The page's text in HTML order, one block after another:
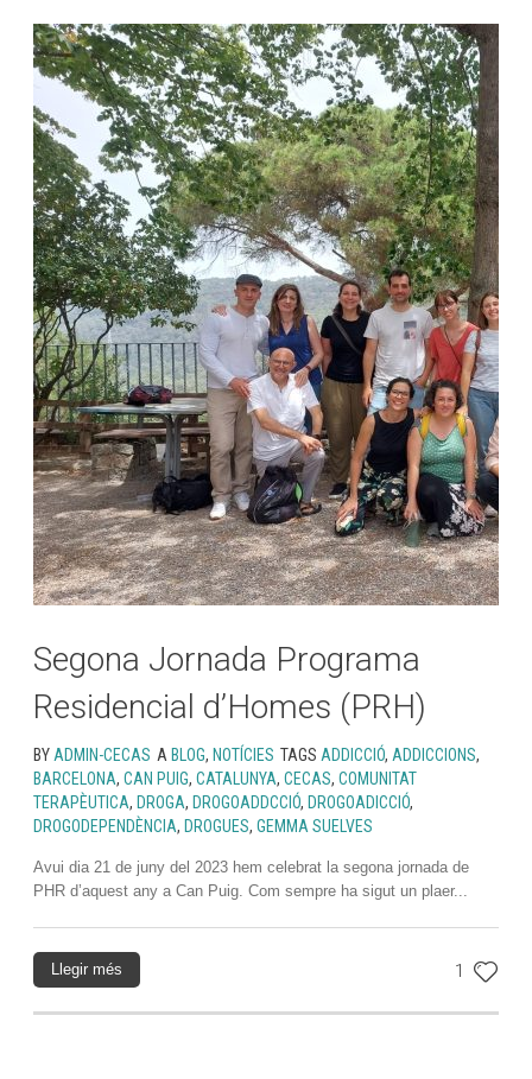
Segona Jornada Programa
Residencial d’Homes (PRH)
BY ADMIN-CECAS A BLOG, NOTÍCIES TAGS ADDICCIÓ, ADDICCIONS,
BARCELONA, CAN PUIG, CATALUNYA, CECAS, COMUNITAT
TERAPÈUTICA, DROGA, DROGOADDCCIÓ, DROGOADICCIÓ,
DROGODEPENDÈNCIA, DROGUES, GEMMA SUELVES
Avui dia 21 de juny del 2023 hem celebrat la segona jornada de
PHR d’aquest any a Can Puig. Com sempre ha sigut un plaer...
1
Llegir més